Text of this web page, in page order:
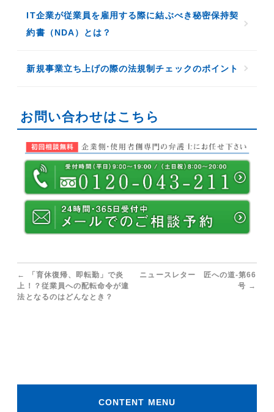
IT企業が従業員を雇用する際に結ぶべき秘密保持契
約書（NDA）とは？
新規事業立ち上げの際の法規制チェックのポイント
お問い合わせはこちら
←
「育休復帰、即転勤」で炎
上！？従業員への配転命令が違
法となるのはどんなとき？
ニュースレター 匠への道-第66
号 →
CONTENT MENU